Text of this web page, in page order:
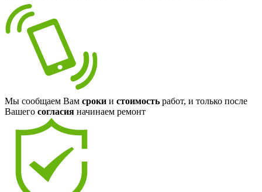
Мы сообщаем Вам сроки и стоимость работ, и только после
Вашего согласия начинаем ремонт